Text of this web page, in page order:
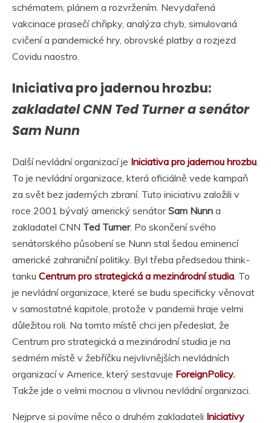
schématem, plánem a rozvržením. Nevydařená
vakcinace prasečí chřipky, analýza chyb, simulovaná
cvičení a pandemické hry, obrovské platby a rozjezd
Covidu naostro.
Iniciativa pro jadernou hrozbu:
zakladatel CNN Ted Turner a senátor
Sam Nunn
Další nevládní organizací je Iniciativa pro jadernou hrozbu
To je nevládní organizace, která oficiálně vede kampaň
za svět bez jaderných zbraní. Tuto iniciativu založili v
roce 2001 bývalý americký senátorSam Nunn a
zakladatel CNN Ted Turner. Po skončení svého
senátorského působení se Nunn stal šedou eminencí
americké zahraniční politiky. Byl třeba předsedou think-
tanku Centrum pro strategická a mezinárodní studia . To
je nevládní organizace, které se budu specificky věnovat
v samostatné kapitole, protože v pandemii hraje velmi
důležitou roli. Na tomto místě chci jen předeslat, že
Centrum pro strategická a mezinárodní studia je na
sedmém místě v žebříčku nejvlivnějších nevládních
organizací v Americe, který sestavuje ForeignPolicy.
Takže jde o velmi mocnou a vlivnou nevládní organizaci.
Nejprve si povíme něco o druhém zakladateli Iniciativy